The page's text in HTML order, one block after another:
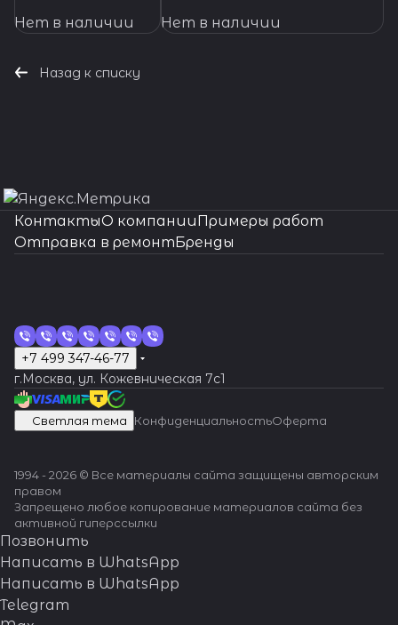
деталей,
требуется замена
готовы оказать
Нет в наличии
кварцевые часы нуждаются в
ремонте, важно доверить их
Нет в наличии
Назад к списку
КонтактыО компанииПримеры работ
Отправка в ремонтБренды
+7 499 347-46-77
г.Москва, ул. Кожевническая 7c1
Светлая тема КонфиденциальностьОферта
1994 - 2026 © Все материалы сайта защищены авторским
правом
Запрещено любое копирование материалов сайта без
активной гиперссылки
Позвонить
Написать в WhatsApp
Написать в WhatsApp
Telegram